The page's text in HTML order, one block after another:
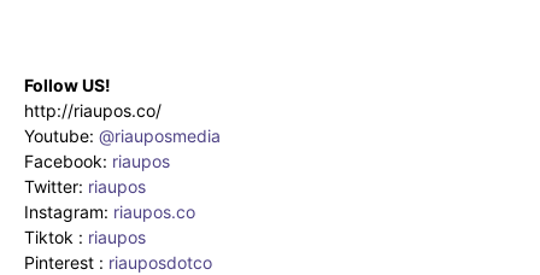
Follow US!
http://riaupos.co/
Youtube: @riauposmedia
Facebook: riaupos
Twitter: riaupos
Instagram: riaupos.co
Tiktok : riaupos
Pinterest : riauposdotco